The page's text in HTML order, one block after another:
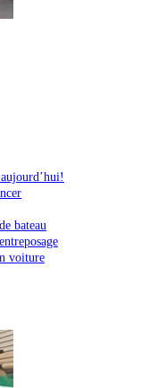
bateau
voiture